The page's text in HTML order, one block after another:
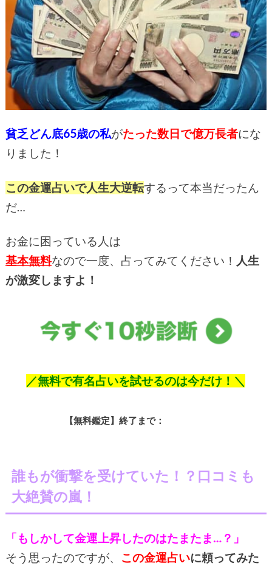
貧乏どん底65歳の私がたった数日で億万長者にな
りました！
この金運占いで人生大逆転するって本当だったん
だ…
お金に困っている人は
基本無料なので一度、占ってみてください！ 人生
が激変しますよ！
／無料で有名占いを試せるのは今だけ！＼
【無料鑑定】終了まで：
誰もが衝撃を受けていた！？口コミも
大絶賛の嵐！
「もしかして金運上昇したのはたまたま…？」
そう思ったのですが、 この金運占いに頼ってみた